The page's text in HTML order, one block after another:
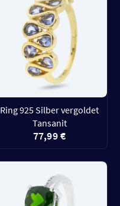
Ring 925 Silber vergoldet
Tansanit
77,99 €